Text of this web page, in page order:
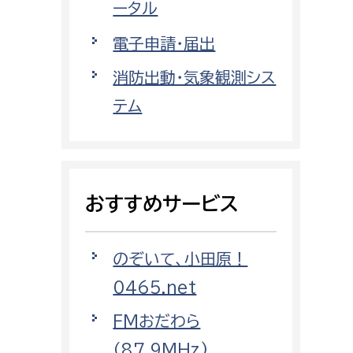
都市部
都市政策課
都市計画課
地域交通課
消防総務課
予防課
警防計画課
救急課
ータル
電子申請・届出
消防出動・気象観測シス
テム
おすすめサービス
のぞいて、小田原！
0465.net
FMおだわら
（87.9MHz)